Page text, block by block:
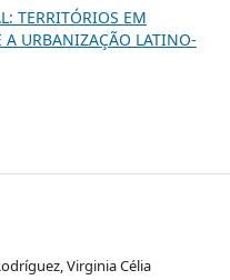
TERRITÓRIOS EM
URBANIZAÇÃO LATINO-
Virginia Célia